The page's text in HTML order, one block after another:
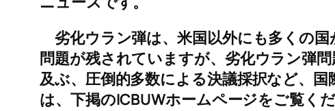
劣化ウラン弾は、米国以外にも多くの
問題が残されていますが、劣化ウラン弾
及ぶ、圧倒的多数による決議採択など、
は、下掲のICBUWホームページをご覧く